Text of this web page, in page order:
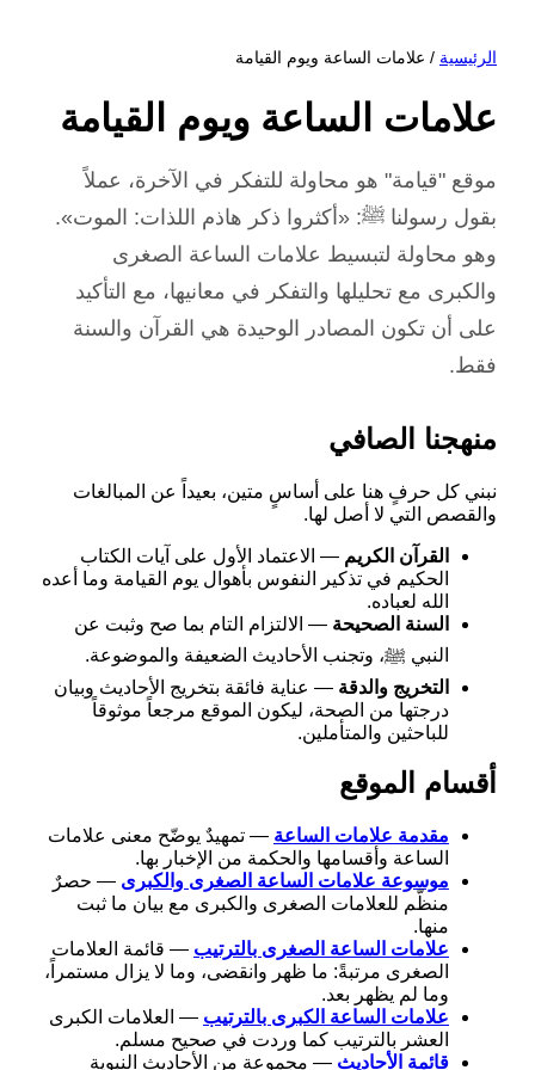
الرئيسية / علامات الساعة ويوم القيامة
علامات الساعة ويوم القيامة
موقع "قيامة" هو محاولة للتفكر في الآخرة، عملاً
بقول رسولنا ﷺ: «أكثروا ذكر هاذم اللذات: الموت».
وهو محاولة لتبسيط علامات الساعة الصغرى
والكبرى مع تحليلها والتفكر في معانيها، مع التأكيد
على أن تكون المصادر الوحيدة هي القرآن والسنة
فقط.
منهجنا الصافي
نبني كل حرفٍ هنا على أساسٍ متين، بعيداً عن المبالغات
والقصص التي لا أصل لها.
القرآن الكريم — الاعتماد الأول على آيات الكتاب
الحكيم في تذكير النفوس بأهوال يوم القيامة وما أعده
الله لعباده.
السنة الصحيحة — الالتزام التام بما صح وثبت عن
النبي ﷺ، وتجنب الأحاديث الضعيفة والموضوعة.
التخريج والدقة — عناية فائقة بتخريج الأحاديث وبيان
درجتها من الصحة، ليكون الموقع مرجعاً موثوقاً
للباحثين والمتأملين.
أقسام الموقع
مقدمة علامات الساعة — تمهيدٌ يوضّح معنى علامات
الساعة وأقسامها والحكمة من الإخبار بها.
موسوعة علامات الساعة الصغرى والكبرى — حصرٌ
منظّم للعلامات الصغرى والكبرى مع بيان ما ثبت
منها.
علامات الساعة الصغرى بالترتيب — قائمة العلامات
الصغرى مرتبةً: ما ظهر وانقضى، وما لا يزال مستمراً،
وما لم يظهر بعد.
علامات الساعة الكبرى بالترتيب — العلامات الكبرى
العشر بالترتيب كما وردت في صحيح مسلم.
قائمة الأحاديث — مجموعة من الأحاديث النبوية